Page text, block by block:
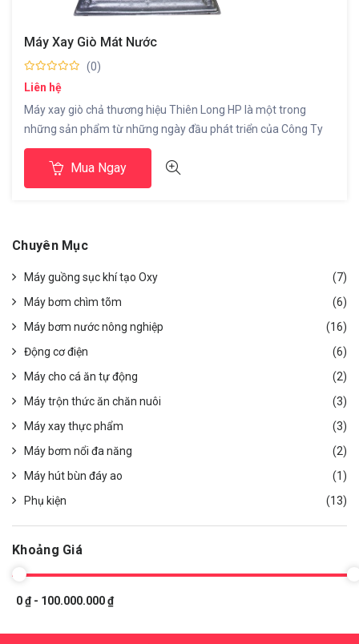
Máy Xay Giò Mát Nước
(0)
Liên hệ
Máy xay giò chả thương hiệu Thiên Long HP là một trong
những sản phẩm từ những ngày đầu phát triển của Công Ty
phục vụ nhu cầu của bà con sản xuất giò chả trên địa phương
trải qua hơn 20 năm phát triển sản phẩm ngày càng hoàn
thiện và được sử dụng […]
Mua Ngay
Chuyên Mục
Máy guồng sục khí tạo Oxy
(7)
Máy bơm chìm tõm
(6)
Máy bơm nước nông nghiệp
(16)
Động cơ điện
(6)
Máy cho cá ăn tự động
(2)
Máy trộn thức ăn chăn nuôi
(3)
Máy xay thực phẩm
(3)
Máy bơm nổi đa năng
(2)
Máy hút bùn đáy ao
(1)
Phụ kiện
(13)
Khoảng Giá
0 ₫ - 100.000.000 ₫